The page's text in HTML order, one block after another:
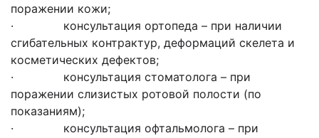
поражении кожи;
· консультация ортопеда – при наличии
сгибательных контрактур, деформаций скелета и
косметических дефектов;
· консультация стоматолога – при
поражении слизистых ротовой полости (по
показаниям);
· консультация офтальмолога – при